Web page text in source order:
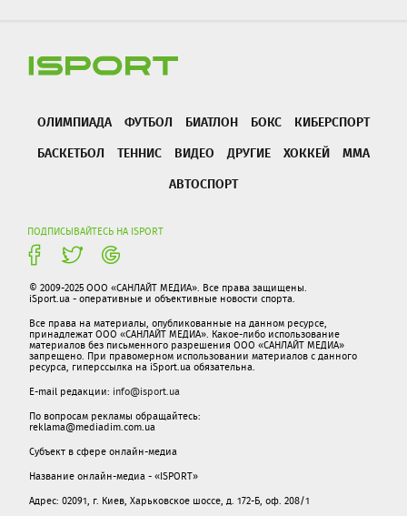
ОЛИМПИАДА ФУТБОЛ БИАТЛОН БОКС
КИБЕРСПОРТ
БАСКЕТБОЛ
ТЕННИС ВИДЕО ДРУГИЕ ХОККЕЙ
ММА
АВТОСПОРТ
ПОДПИСЫВАЙТЕСЬ НА ISPORT
© 2009-2025 ООО «САНЛАЙТ МЕДИА». Все права защищены.
iSport.ua - оперативные и объективные новости спорта.
Все права на материалы, опубликованные на данном ресурсе,
принадлежат ООО «САНЛАЙТ МЕДИА». Какое-либо использование
материалов без письменного разрешения ООО «САНЛАЙТ МЕДИА»
запрещено. При правомерном использовании материалов с данного
ресурса, гиперссылка на iSport.ua обязательна.
E-mail редакции: info@isport.ua
По вопросам рекламы обращайтесь:
reklama@mediadim.com.ua
Субъект в сфере онлайн-медиа
Название онлайн-медиа - «ISPORT»
Адрес: 02091, г. Киев, Харьковское шоссе, д. 172-Б, оф. 208/1